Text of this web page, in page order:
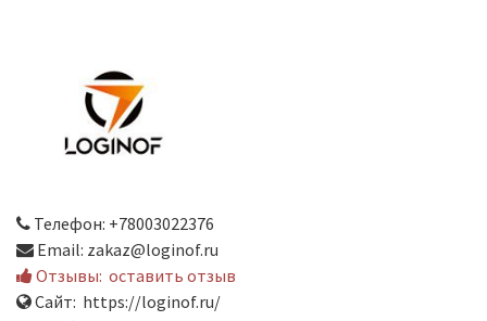
Телефон: +78003022376
Email: zakaz@loginof.ru
Отзывы: оставить отзыв
Сайт: https://loginof.ru/